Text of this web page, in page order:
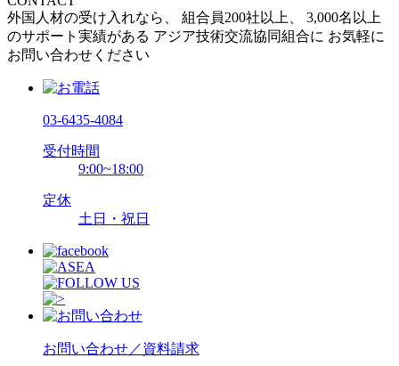
外国人材の受け入れなら、
組合員200社以上、
3,000名以上
のサポート実績がある アジア技術交流協同組合に お気軽に
お問い合わせください
03-6435-4084
受付時間
9:00~18:00
定休
土日・祝日
お問い合わせ／資料請求